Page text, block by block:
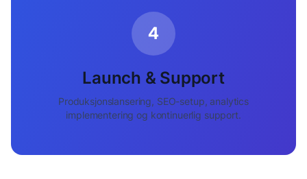
4
Launch & Support
Produksjonslansering, SEO-setup, analytics
implementering og kontinuerlig support.